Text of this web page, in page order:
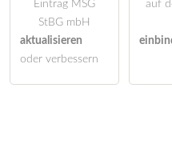
Eintrag MSG
StBG mbH
aktualisieren
oder verbessern
auf